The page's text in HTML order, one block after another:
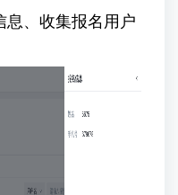
息、收集报名用户